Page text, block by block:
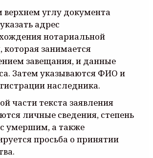
верхнем углу документа
адрес
нотариальной
которая занимается
завещания, и данные
Затем указываются ФИО и
наследника.
части текста заявления
личные сведения, степень
умершим, а также
просьба о принятии